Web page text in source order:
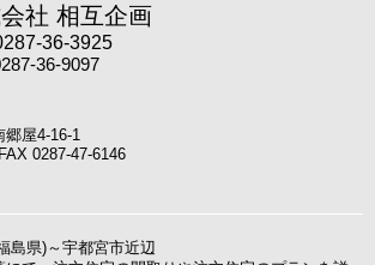
社 相互企画
36-3925
36-9097
郷屋4-16-1
0287-47-6146
島県)～宇都宮市近辺